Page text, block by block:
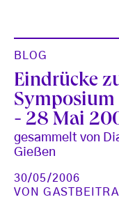
BLOG
Eindrücke
- 28 Mai
gesammelt von
Gießen
30/05/2006
VON